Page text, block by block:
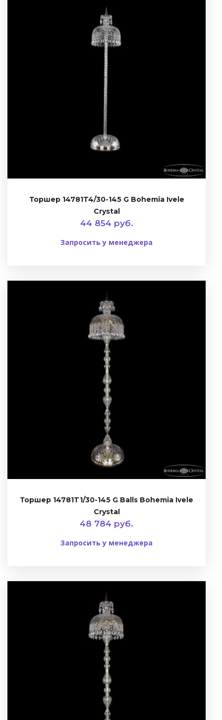
Торшер 14781T4/30-145 G Bohemia Ivele
Crystal
44 854 руб.
Запросить у менеджера
Торшер 14781T1/30-145 G Balls Bohemia Ivele
Crystal
48 784 руб.
Запросить у менеджера